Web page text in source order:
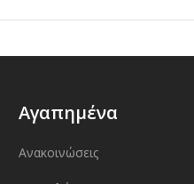
Αγαπημένα
Ανακοινώσεις